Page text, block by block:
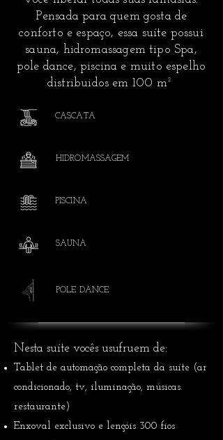
Pensada para quem gosta de
conforto e espaço, essa suíte possui
sauna, hidromassagem tipo Spa,
pole dance, piscina e muito espelho
distribuidos em 100 m²
CASCATA
HIDROMASSAGEM
PISCINA
SAUNA
POLE DANCE
Nesta suíte vocês usufruem de:
Tablet de automação completa da suíte (ar
condicionado, tv, iluminação, músicas.
restaurante)
Enxoval exclusivo e lençóis 300 fios